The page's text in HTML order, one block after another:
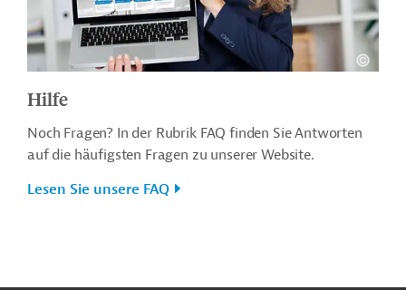
Hilfe
Noch Fragen? In der Rubrik FAQ finden Sie Antworten
auf die häufigsten Fragen zu unserer Website.
Lesen Sie unsere FAQ